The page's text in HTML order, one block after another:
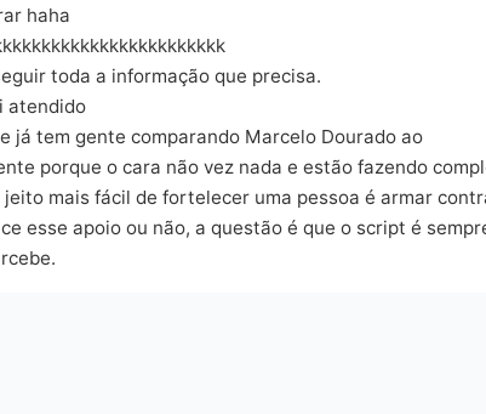
haha
toda a informação que precisa.
atendido
já tem gente comparando Marcelo Dourado ao
porque o cara não vez nada e estão fazendo
mais fácil de fortelecer uma pessoa é armar
esse apoio ou não, a questão é que o script é